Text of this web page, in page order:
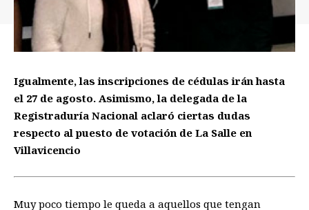
Igualmente, las inscripciones de cédulas irán hasta
el 27 de agosto. Asimismo, la delegada de la
Registraduría Nacional aclaró ciertas dudas
respecto al puesto de votación de La Salle en
Villavicencio
Muy poco tiempo le queda a aquellos que tengan